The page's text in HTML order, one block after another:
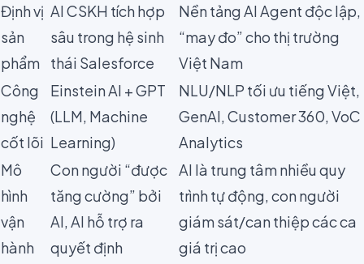
Định vị
sản
phẩm
AI CSKH tích hợp
sâu trong hệ sinh
thái Salesforce
Nền tảng AI Agent độc lập,
“may đo” cho thị trường
Việt Nam
Công
nghệ
cốt lõi
Einstein AI + GPT
(LLM, Machine
Learning)
NLU/NLP tối ưu tiếng Việt,
GenAI, Customer 360, VoC
Analytics
Mô
hình
vận
hành
Con người “được
tăng cường” bởi
AI, AI hỗ trợ ra
quyết định
AI là trung tâm nhiều quy
trình tự động, con người
giám sát/can thiệp các ca
giá trị cao